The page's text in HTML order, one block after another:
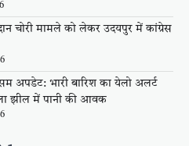
चोरी मामले को लेकर उदयपुर में कांग्रेस
अपडेट: भारी बारिश का येलो अलर्ट
झील में पानी की आवक